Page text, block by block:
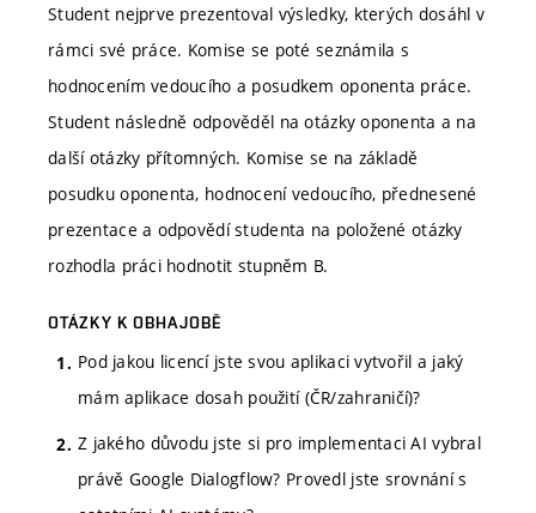
Student nejprve prezentoval výsledky, kterých dosáhl v
rámci své práce. Komise se poté seznámila s
hodnocením vedoucího a posudkem oponenta práce.
Student následně odpověděl na otázky oponenta a na
další otázky přítomných. Komise se na základě
posudku oponenta, hodnocení vedoucího, přednesené
prezentace a odpovědí studenta na položené otázky
rozhodla práci hodnotit stupněm B.
OTÁZKY K OBHAJOBĚ
Pod jakou licencí jste svou aplikaci vytvořil a jaký
mám aplikace dosah použití (ČR/zahraničí)?
Z jakého důvodu jste si pro implementaci AI vybral
právě Google Dialogflow? Provedl jste srovnání s